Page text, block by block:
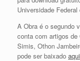
Universidade Federal
A Obra é o segundo
conta com artigos
Simis, Othon
pode ser baixado aqui